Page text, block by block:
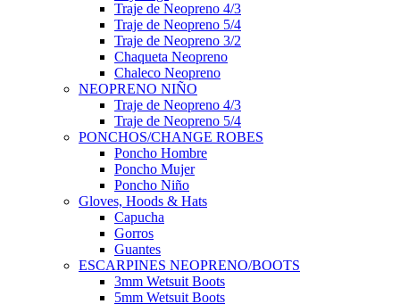
Traje de Neopreno 4/3
Traje de Neopreno 5/4
Traje de Neopreno 3/2
Chaqueta Neopreno
Chaleco Neopreno
NEOPRENO NIÑO
Traje de Neopreno 4/3
Traje de Neopreno 5/4
PONCHOS/CHANGE ROBES
Poncho Hombre
Poncho Mujer
Poncho Niño
Gloves, Hoods & Hats
Capucha
Gorros
Guantes
ESCARPINES NEOPRENO/BOOTS
3mm Wetsuit Boots
5mm Wetsuit Boots